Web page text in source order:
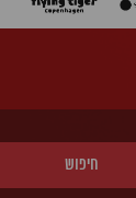
חיפוש